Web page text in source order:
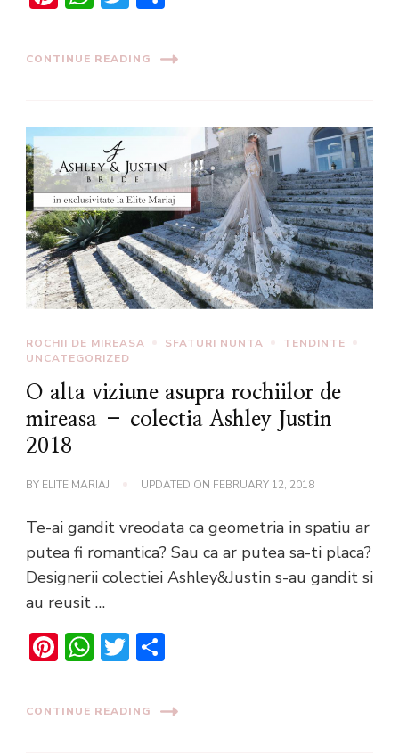
CONTINUE READING
ROCHII DE MIREASA SFATURI NUNTA
TENDINTE
UNCATEGORIZED
O alta viziune asupra rochiilor de
mireasa – colectia Ashley Justin
2018
BY ELITE MARIAJ UPDATED ON FEBRUARY 12, 2018
Te-ai gandit vreodata ca geometria in spatiu ar
putea fi romantica? Sau ca ar putea sa-ti placa?
Designerii colectiei Ashley&Justin s-au gandit si
au reusit …
Pinterest
WhatsApp
Twitter
CONTINUE READING